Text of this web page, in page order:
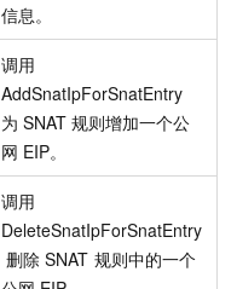
信息。
调用
AddSnatIpForSnatEntry
为 SNAT 规则增加一个公
网 EIP。
调用
DeleteSnatIpForSnatEntry
删除 SNAT 规则中的一个